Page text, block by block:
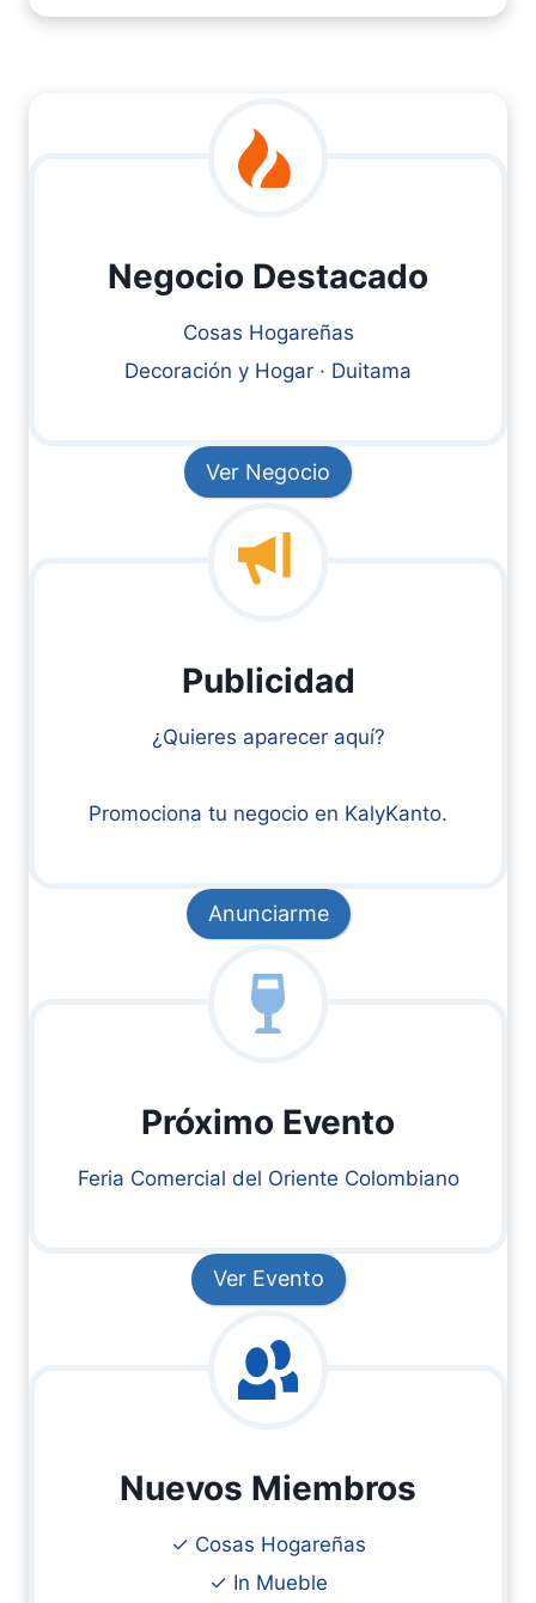
Negocio Destacado
Cosas Hogareñas
Decoración y Hogar · Duitama
Ver Negocio
Publicidad
¿Quieres aparecer aquí?
Promociona tu negocio en KalyKanto.
Anunciarme
Próximo Evento
Feria Comercial del Oriente Colombiano
Ver Evento
Nuevos Miembros
✓ Cosas Hogareñas
✓ In Mueble